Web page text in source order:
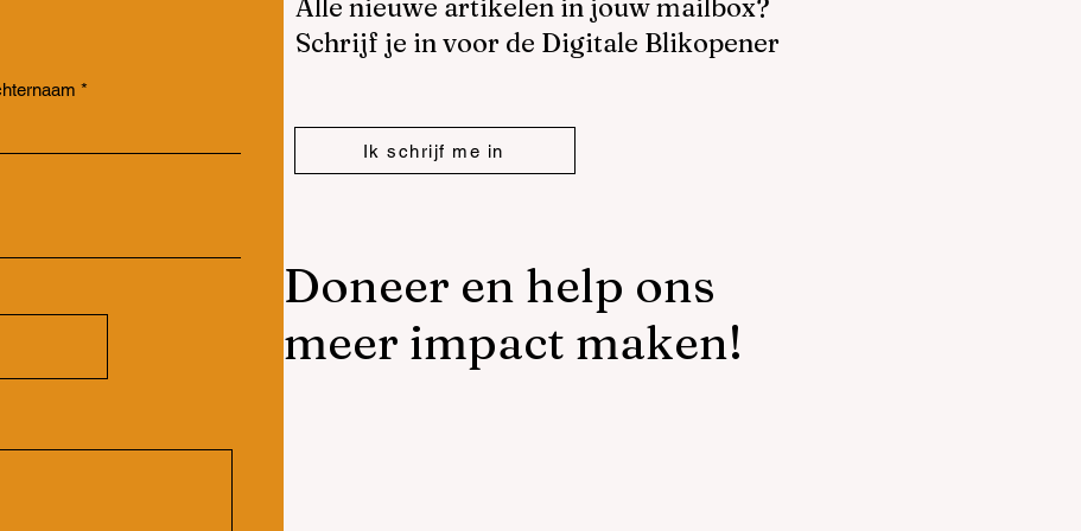
Alle nieuwe artikelen in jouw mailbox?
Schrijf je in voor de Digitale Blikopener
Ik schrijf me in
Doneer en help ons
meer impact maken!